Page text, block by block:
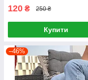
120 ₴ 250 ₴
Купити
–46%